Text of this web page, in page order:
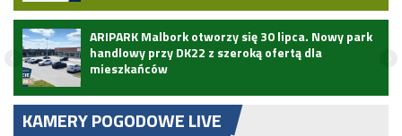
ARIPARK Malbork otworzy się 30 lipca. Nowy park
handlowy przy DK22 z szeroką ofertą dla
mieszkańców
KAMERY POGODOWE LIVE